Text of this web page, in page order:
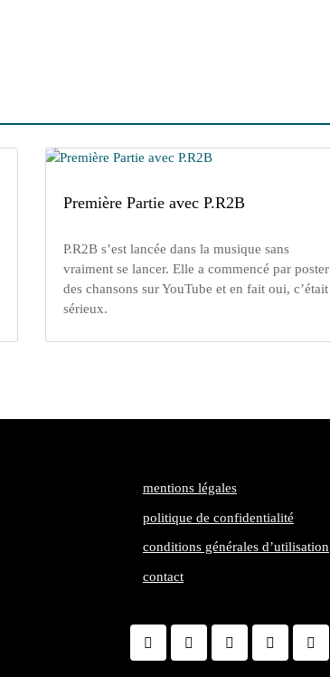
Première Partie avec P.R2B
P.R2B s’est lancée dans la musique sans
vraiment se lancer. Elle a commencé par poster
des chansons sur YouTube et en fait oui, c’était
sérieux.
mentions légales
politique de confidentialité
conditions générales d’utilisation
contact
Facebook
LinkedIn